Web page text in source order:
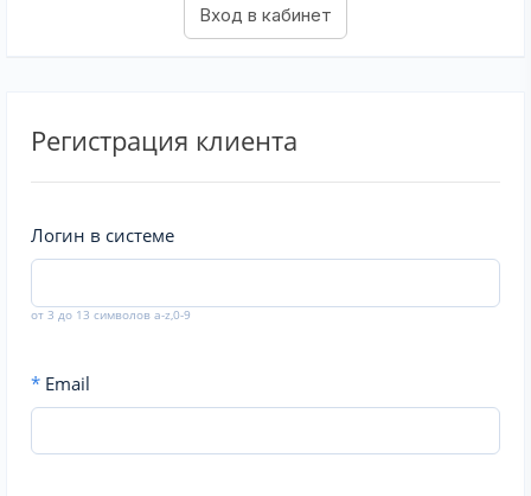
Регистрация клиента
Логин в системе
от 3 до 13 символов a-z,0-9
* Email